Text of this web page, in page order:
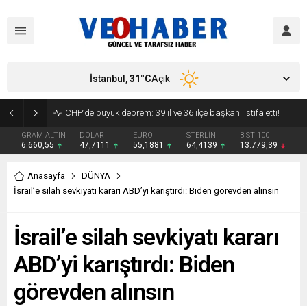
GRAM ALTIN
6.660,55
DOLAR
47,7111
EURO
55,1881
STERLİN
64,4139
BIST 100
13.779,39
İstanbul,31°CAçık
Anasayfa
DÜNYA
İsrail’e silah sevkiyatı kararı ABD’yi karıştırdı: Biden görevden alınsın
İsrail’e silah sevkiyatı kararı
ABD’yi karıştırdı: Biden
görevden alınsın